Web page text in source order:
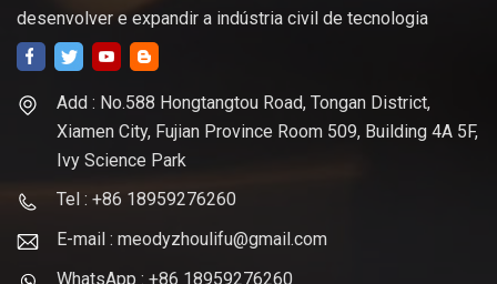
desenvolver e expandir a indústria civil de tecnologia
Add : No.588 Hongtangtou Road, Tongan District,
Xiamen City, Fujian Province Room 509, Building 4A 5F,
Ivy Science Park
Tel : +86 18959276260
E-mail : meodyzhoulifu@gmail.com
WhatsApp : +86 18959276260